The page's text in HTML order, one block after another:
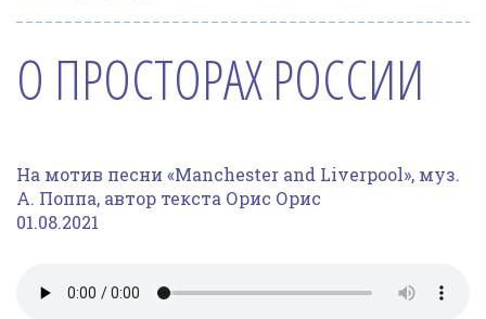
Номера песен
О ПРОСТОРАХ РОССИИ
На мотив песни «Manchester and Liverpool», муз.
А. Поппа, автор текста Орис Орис
01.08.2021